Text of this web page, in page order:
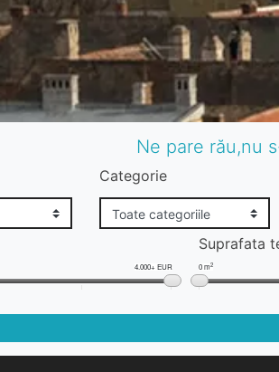
Ne pare rău,nu
Categorie
4.000+ EUR
Suprafata
0 m2